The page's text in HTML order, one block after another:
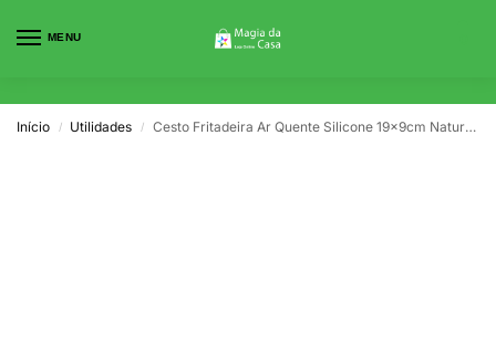
MENU
Início / Utilidades / Cesto Fritadeira Ar Quente Silicone 19x9cm Naturalia Quid